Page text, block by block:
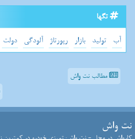
تگها
آب تولید بازار رپورتاژ آلودگی دولت
مطالب نت واش
نت واش